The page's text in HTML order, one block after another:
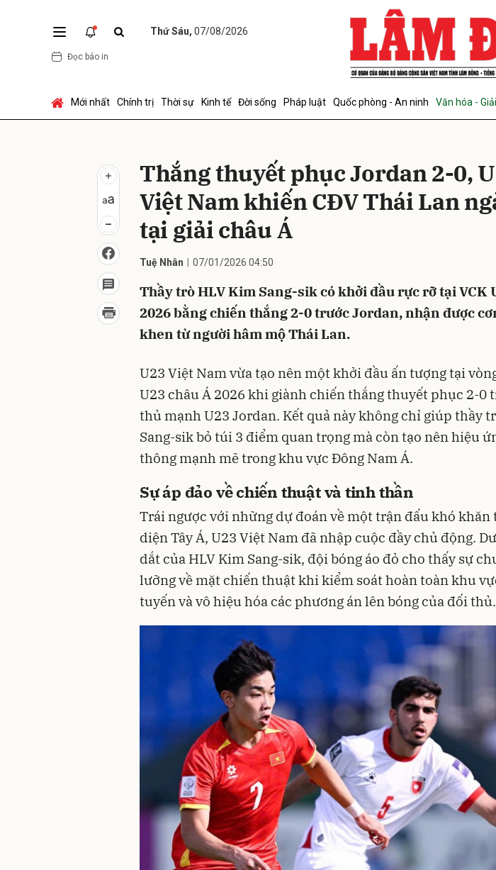
Thứ Sáu, 07/08/2026
Đọc báo in
Mới nhất Chính trị Thời sự Kinh tế Đời sống Pháp luật Quốc phòng - An ninh Văn hóa -
Thắng thuyết phục Jordan 2-0,
Việt Nam khiến CĐV Thái Lan
tại giải châu Á
Tuệ Nhân 07/01/2026 04:50
Thầy trò HLV Kim Sang-sik có khởi đầu rực rỡ tại VCK
2026 bằng chiến thắng 2-0 trước Jordan, nhận được
khen từ người hâm mộ Thái Lan.
U23 Việt Nam vừa tạo nên một khởi đầu ấn tượng tại
U23 châu Á 2026 khi giành chiến thắng thuyết phục 2-0
thủ mạnh U23 Jordan. Kết quả này không chỉ giúp thầy
Sang-sik bỏ túi 3 điểm quan trọng mà còn tạo nên hiệu
thông mạnh mẽ trong khu vực Đông Nam Á.
Sự áp đảo về chiến thuật và tinh thần
Trái ngược với những dự đoán về một trận đấu khó khăn
diện Tây Á, U23 Việt Nam đã nhập cuộc đầy chủ động.
dắt của HLV Kim Sang-sik, đội bóng áo đỏ cho thấy sự
lưỡng về mặt chiến thuật khi kiểm soát hoàn toàn khu
tuyến và vô hiệu hóa các phương án lên bóng của đối thủ.
Gửi bình luận